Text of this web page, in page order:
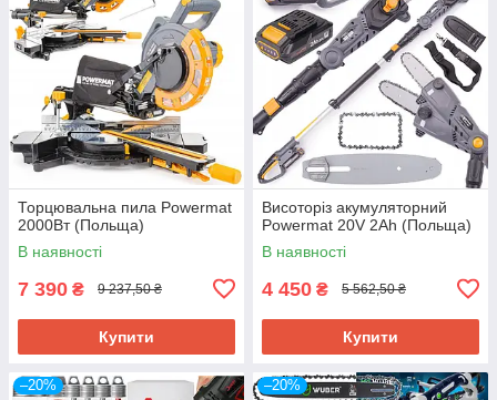
Торцювальна пила Powermat
2000Вт (Польща)
В наявності
7 390 ₴ 9 237,50 ₴
Купити
Висоторіз акумуляторний
Powermat 20V 2Ah (Польща)
В наявності
4 450 ₴ 5 562,50 ₴
Купити
–20% –20%